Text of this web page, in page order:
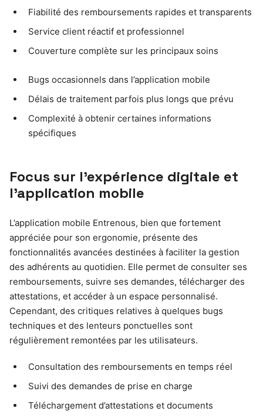
Fiabilité des remboursements rapides et transparents
Service client réactif et professionnel
Couverture complète sur les principaux soins
Bugs occasionnels dans l’application mobile
Délais de traitement parfois plus longs que prévu
Complexité à obtenir certaines informations
spécifiques
Focus sur l’expérience digitale et
l’application mobile
L’application mobile Entrenous, bien que fortement
appréciée pour son ergonomie, présente des
fonctionnalités avancées destinées à faciliter la gestion
des adhérents au quotidien. Elle permet de consulter ses
remboursements, suivre ses demandes, télécharger des
attestations, et accéder à un espace personnalisé.
Cependant, des critiques relatives à quelques bugs
techniques et des lenteurs ponctuelles sont
régulièrement remontées par les utilisateurs.
Consultation des remboursements en temps réel
Suivi des demandes de prise en charge
Téléchargement d’attestations et documents